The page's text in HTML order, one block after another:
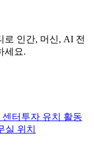
로 인간, 머신, AI 전
세요.
터 투자 유치 활동
실 위치